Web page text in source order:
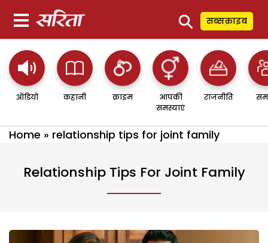
⚲ सब्सक्राइब
ऑडियो कहानी क्राइम
आपकी
समस्याएं
राजनीति
Home » relationship tips for joint family
Relationship Tips For Joint Family